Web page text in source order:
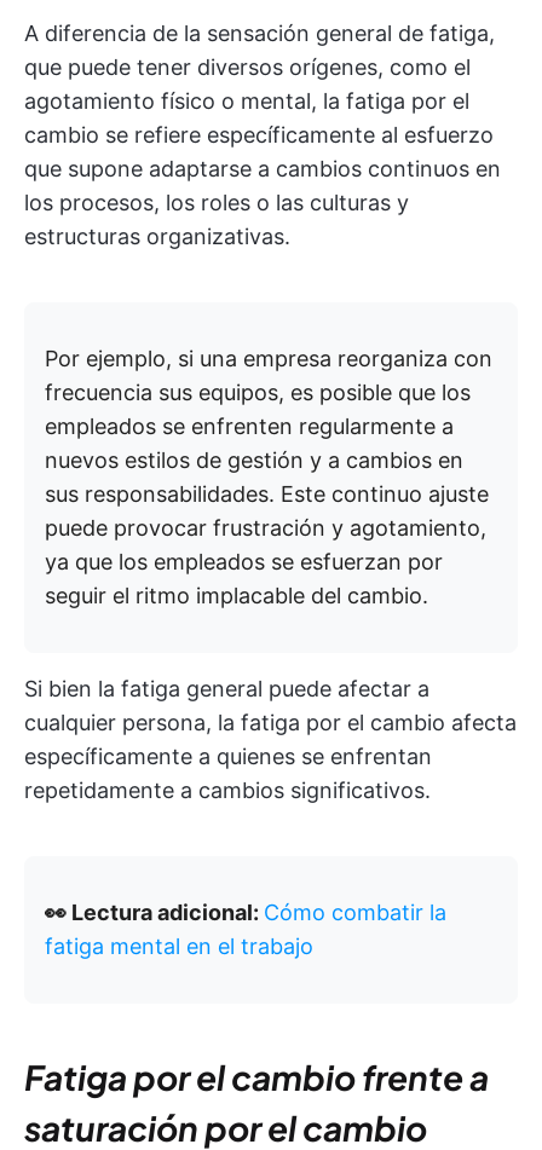
A diferencia de la sensación general de fatiga,
que puede tener diversos orígenes, como el
agotamiento físico o mental, la fatiga por el
cambio se refiere específicamente al esfuerzo
que supone adaptarse a cambios continuos en
los procesos, los roles o las culturas y
estructuras organizativas.
Por ejemplo, si una empresa reorganiza con
frecuencia sus equipos, es posible que los
empleados se enfrenten regularmente a
nuevos estilos de gestión y a cambios en
sus responsabilidades. Este continuo ajuste
puede provocar frustración y agotamiento,
ya que los empleados se esfuerzan por
seguir el ritmo implacable del cambio.
Si bien la fatiga general puede afectar a
cualquier persona, la fatiga por el cambio afecta
específicamente a quienes se enfrentan
repetidamente a cambios significativos.
👀 Lectura adicional: Cómo combatir la
fatiga mental en el trabajo
Fatiga por el cambio frente a
saturación por el cambio